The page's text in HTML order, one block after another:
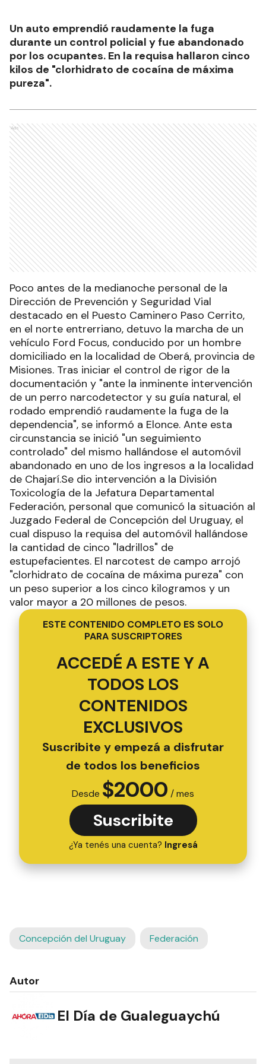
Un auto emprendió raudamente la fuga
durante un control policial y fue abandonado
por los ocupantes. En la requisa hallaron cinco
kilos de "clorhidrato de cocaína de máxima
pureza".
Ads
Poco antes de la medianoche personal de la
Dirección de Prevención y Seguridad Vial
destacado en el Puesto Caminero Paso Cerrito,
en el norte entrerriano, detuvo la marcha de un
vehículo Ford Focus, conducido por un hombre
domiciliado en la localidad de Oberá, provincia de
Misiones. Tras iniciar el control de rigor de la
documentación y "ante la inminente intervención
de un perro narcodetector y su guía natural, el
rodado emprendió raudamente la fuga de la
dependencia", se informó a Elonce. Ante esta
circunstancia se inició "un seguimiento
controlado" del mismo hallándose el automóvil
abandonado en uno de los ingresos a la localidad
de Chajarí.Se dio intervención a la División
Toxicología de la Jefatura Departamental
Federación, personal que comunicó la situación al
Juzgado Federal de Concepción del Uruguay, el
cual dispuso la requisa del automóvil hallándose
la cantidad de cinco "ladrillos" de
estupefacientes. El narcotest de campo arrojó
"clorhidrato de cocaína de máxima pureza" con
un peso superior a los cinco kilogramos y un
valor mayor a 20 millones de pesos.
ESTE CONTENIDO COMPLETO ES SOLO
PARA SUSCRIPTORES
ACCEDÉ A ESTE Y A
TODOS LOS
CONTENIDOS
EXCLUSIVOS
Suscribite y empezá a disfrutar
de todos los beneficios
Desde $2000 / mes
Suscribite
¿Ya tenés una cuenta? Ingresá
Concepción del Uruguay Federación
Autor
El Día de Gualeguaychú